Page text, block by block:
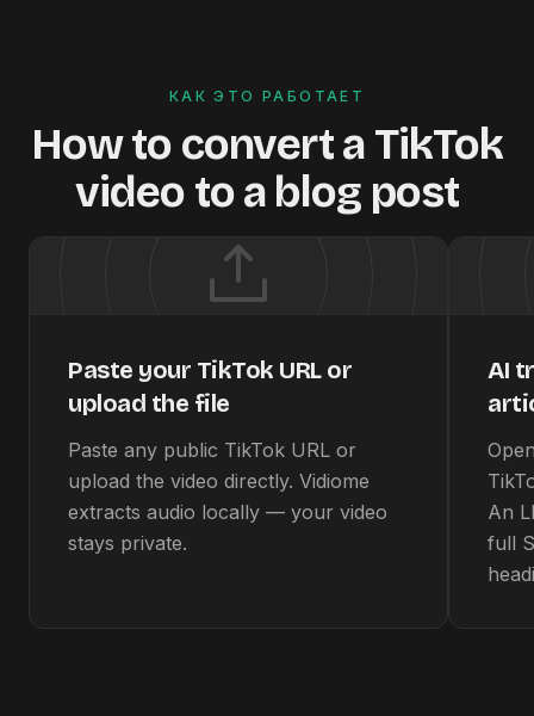
КАК ЭТО РАБОТАЕТ
How to convert a TikTok
video to a blog post
Paste your TikTok URL or
upload the file
Paste any public TikTok URL or
upload the video directly. Vidiome
extracts audio locally — your video
stays private.
AI
An
full